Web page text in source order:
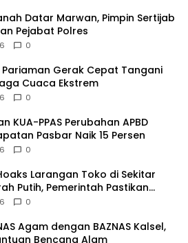
Datar Marwan, Pimpin Sertijab
Pejabat Polres
0
Pariaman Gerak Cepat Tangani
Cuaca Ekstrem
0
KUA-PPAS Perubahan APBD
Pasbar Naik 15 Persen
0
Larangan Toko di Sekitar
Putih, Pemerintah Pastikan
Tetap Dilindungi
0
Agam dengan BAZNAS Kalsel,
Bencana Alam